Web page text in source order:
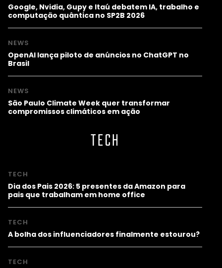
Google, Nvidia, Gupy e Itaú debatem IA, trabalho e
computação quântica no SP2B 2026
NEWS
OpenAI lança piloto de anúncios no ChatGPT no
Brasil
NEWS
São Paulo Climate Week quer transformar
compromissos climáticos em ação
TECH
TECH
Dia dos Pais 2026: 5 presentes da Amazon para
pais que trabalham em home office
TECH
A bolha dos influenciadores finalmente estourou?
TECH